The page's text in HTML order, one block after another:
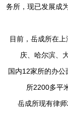
务所，现已发展成
目前，岳成所在
庆、哈尔滨、
国内12家所的办
所2200多平
岳成所现有律